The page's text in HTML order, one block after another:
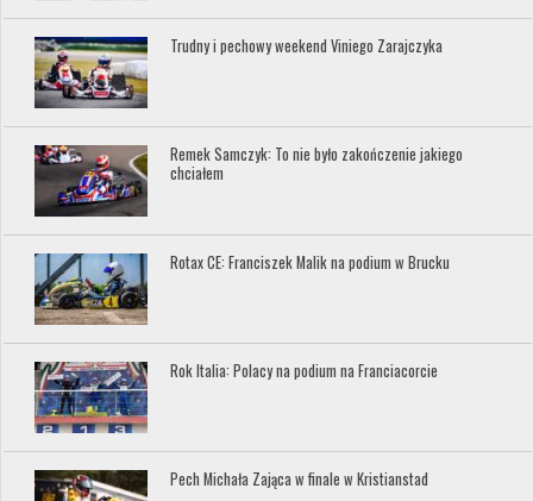
Trudny i pechowy weekend Viniego Zarajczyka
Remek Samczyk: To nie było zakończenie jakiego
chciałem
Rotax CE: Franciszek Malik na podium w Brucku
Rok Italia: Polacy na podium na Franciacorcie
Pech Michała Zająca w finale w Kristianstad